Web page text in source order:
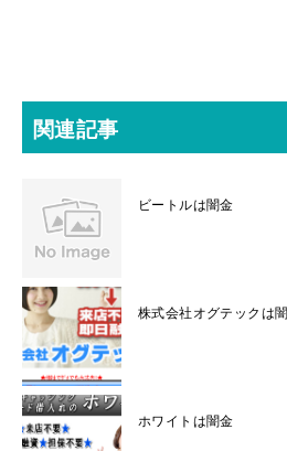
関連記事
ビートルは闇金
株式会社オグテックは
ホワイトは闇金